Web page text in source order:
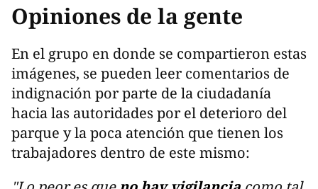
Opiniones de la gente
En el grupo en donde se compartieron estas
imágenes, se pueden leer comentarios de
indignación por parte de la ciudadanía
hacia las autoridades por el deterioro del
parque y la poca atención que tienen los
trabajadores dentro de este mismo: